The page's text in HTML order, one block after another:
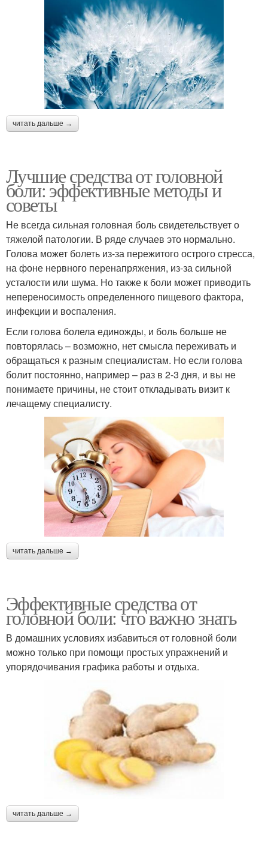
читать дальше →
Лучшие средства от головной
боли: эффективные методы и
советы
Не всегда сильная головная боль свидетельствует о
тяжелой патологии. В ряде случаев это нормально.
Голова может болеть из-за пережитого острого стресса,
на фоне нервного перенапряжения, из-за сильной
усталости или шума. Но также к боли может приводить
непереносимость определенного пищевого фактора,
инфекции и воспаления.
Если голова болела единожды, и боль больше не
повторялась – возможно, нет смысла переживать и
обращаться к разным специалистам. Но если голова
болит постоянно, например – раз в 2-3 дня, и вы не
понимаете причины, не стоит откладывать визит к
лечащему специалисту.
читать дальше →
Эффективные средства от
головной боли: что важно знать
В домашних условиях избавиться от головной боли
можно только при помощи простых упражнений и
упорядочивания графика работы и отдыха.
читать дальше →